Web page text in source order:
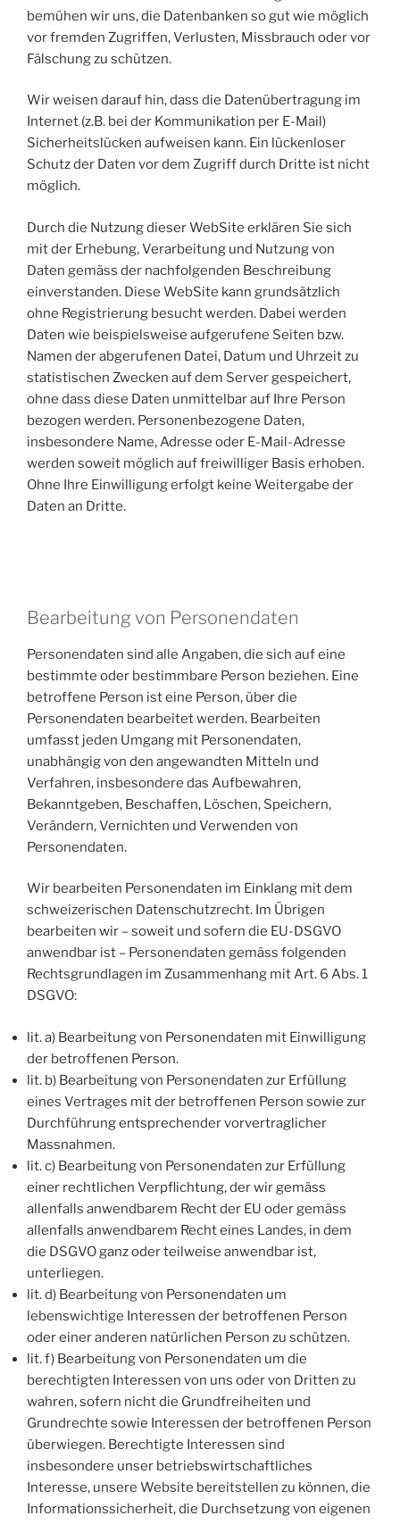
bemühen wir uns, die Datenbanken so gut wie möglich
vor fremden Zugriffen, Verlusten, Missbrauch oder vor
Fälschung zu schützen.
Wir weisen darauf hin, dass die Datenübertragung im
Internet (z.B. bei der Kommunikation per E-Mail)
Sicherheitslücken aufweisen kann. Ein lückenloser
Schutz der Daten vor dem Zugriff durch Dritte ist nicht
möglich.
Durch die Nutzung dieser WebSite erklären Sie sich
mit der Erhebung, Verarbeitung und Nutzung von
Daten gemäss der nachfolgenden Beschreibung
einverstanden. Diese WebSite kann grundsätzlich
ohne Registrierung besucht werden. Dabei werden
Daten wie beispielsweise aufgerufene Seiten bzw.
Namen der abgerufenen Datei, Datum und Uhrzeit zu
statistischen Zwecken auf dem Server gespeichert,
ohne dass diese Daten unmittelbar auf Ihre Person
bezogen werden. Personenbezogene Daten,
insbesondere Name, Adresse oder E-Mail-Adresse
werden soweit möglich auf freiwilliger Basis erhoben.
Ohne Ihre Einwilligung erfolgt keine Weitergabe der
Daten an Dritte.
Bearbeitung von Personendaten
Personendaten sind alle Angaben, die sich auf eine
bestimmte oder bestimmbare Person beziehen. Eine
betroffene Person ist eine Person, über die
Personendaten bearbeitet werden. Bearbeiten
umfasst jeden Umgang mit Personendaten,
unabhängig von den angewandten Mitteln und
Verfahren, insbesondere das Aufbewahren,
Bekanntgeben, Beschaffen, Löschen, Speichern,
Verändern, Vernichten und Verwenden von
Personendaten.
Wir bearbeiten Personendaten im Einklang mit dem
schweizerischen Datenschutzrecht. Im Übrigen
bearbeiten wir – soweit und sofern die EU-DSGVO
anwendbar ist – Personendaten gemäss folgenden
Rechtsgrundlagen im Zusammenhang mit Art. 6 Abs. 1
DSGVO:
lit. a) Bearbeitung von Personendaten mit Einwilligung
der betroffenen Person.
lit. b) Bearbeitung von Personendaten zur Erfüllung
eines Vertrages mit der betroffenen Person sowie zur
Durchführung entsprechender vorvertraglicher
Massnahmen.
lit. c) Bearbeitung von Personendaten zur Erfüllung
einer rechtlichen Verpflichtung, der wir gemäss
allenfalls anwendbarem Recht der EU oder gemäss
allenfalls anwendbarem Recht eines Landes, in dem
die DSGVO ganz oder teilweise anwendbar ist,
unterliegen.
lit. d) Bearbeitung von Personendaten um
lebenswichtige Interessen der betroffenen Person
oder einer anderen natürlichen Person zu schützen.
lit. f) Bearbeitung von Personendaten um die
berechtigten Interessen von uns oder von Dritten zu
wahren, sofern nicht die Grundfreiheiten und
Grundrechte sowie Interessen der betroffenen Person
überwiegen. Berechtigte Interessen sind
insbesondere unser betriebswirtschaftliches
Interesse, unsere Website bereitstellen zu können, die
Informationssicherheit, die Durchsetzung von eigenen